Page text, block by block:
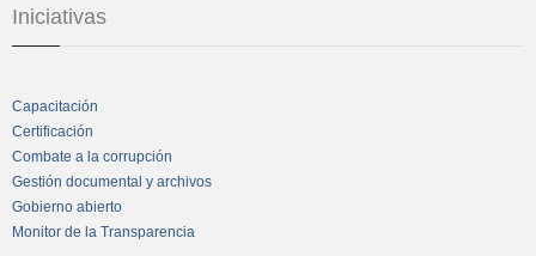
Iniciativas
Capacitación
Certificación
Combate a la corrupción
Gestión documental y archivos
Gobierno abierto
Monitor de la Transparencia